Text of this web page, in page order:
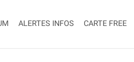
ALERTES INFOS CARTE FREE